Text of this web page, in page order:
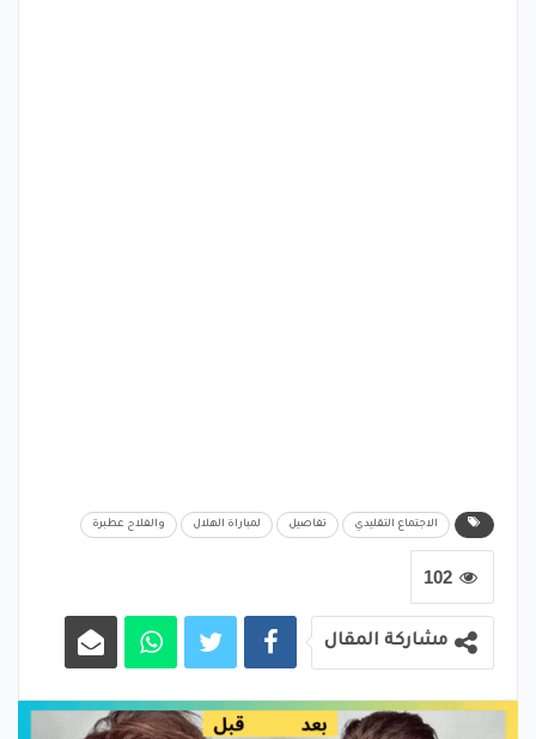
الاجتماع التقليدي تفاصيل لمباراة الهلال والفلاح عطبرة
102
مشاركة المقال